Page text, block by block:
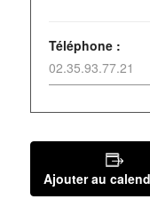
Téléphone :
02.35.93.77.21
Ajouter au